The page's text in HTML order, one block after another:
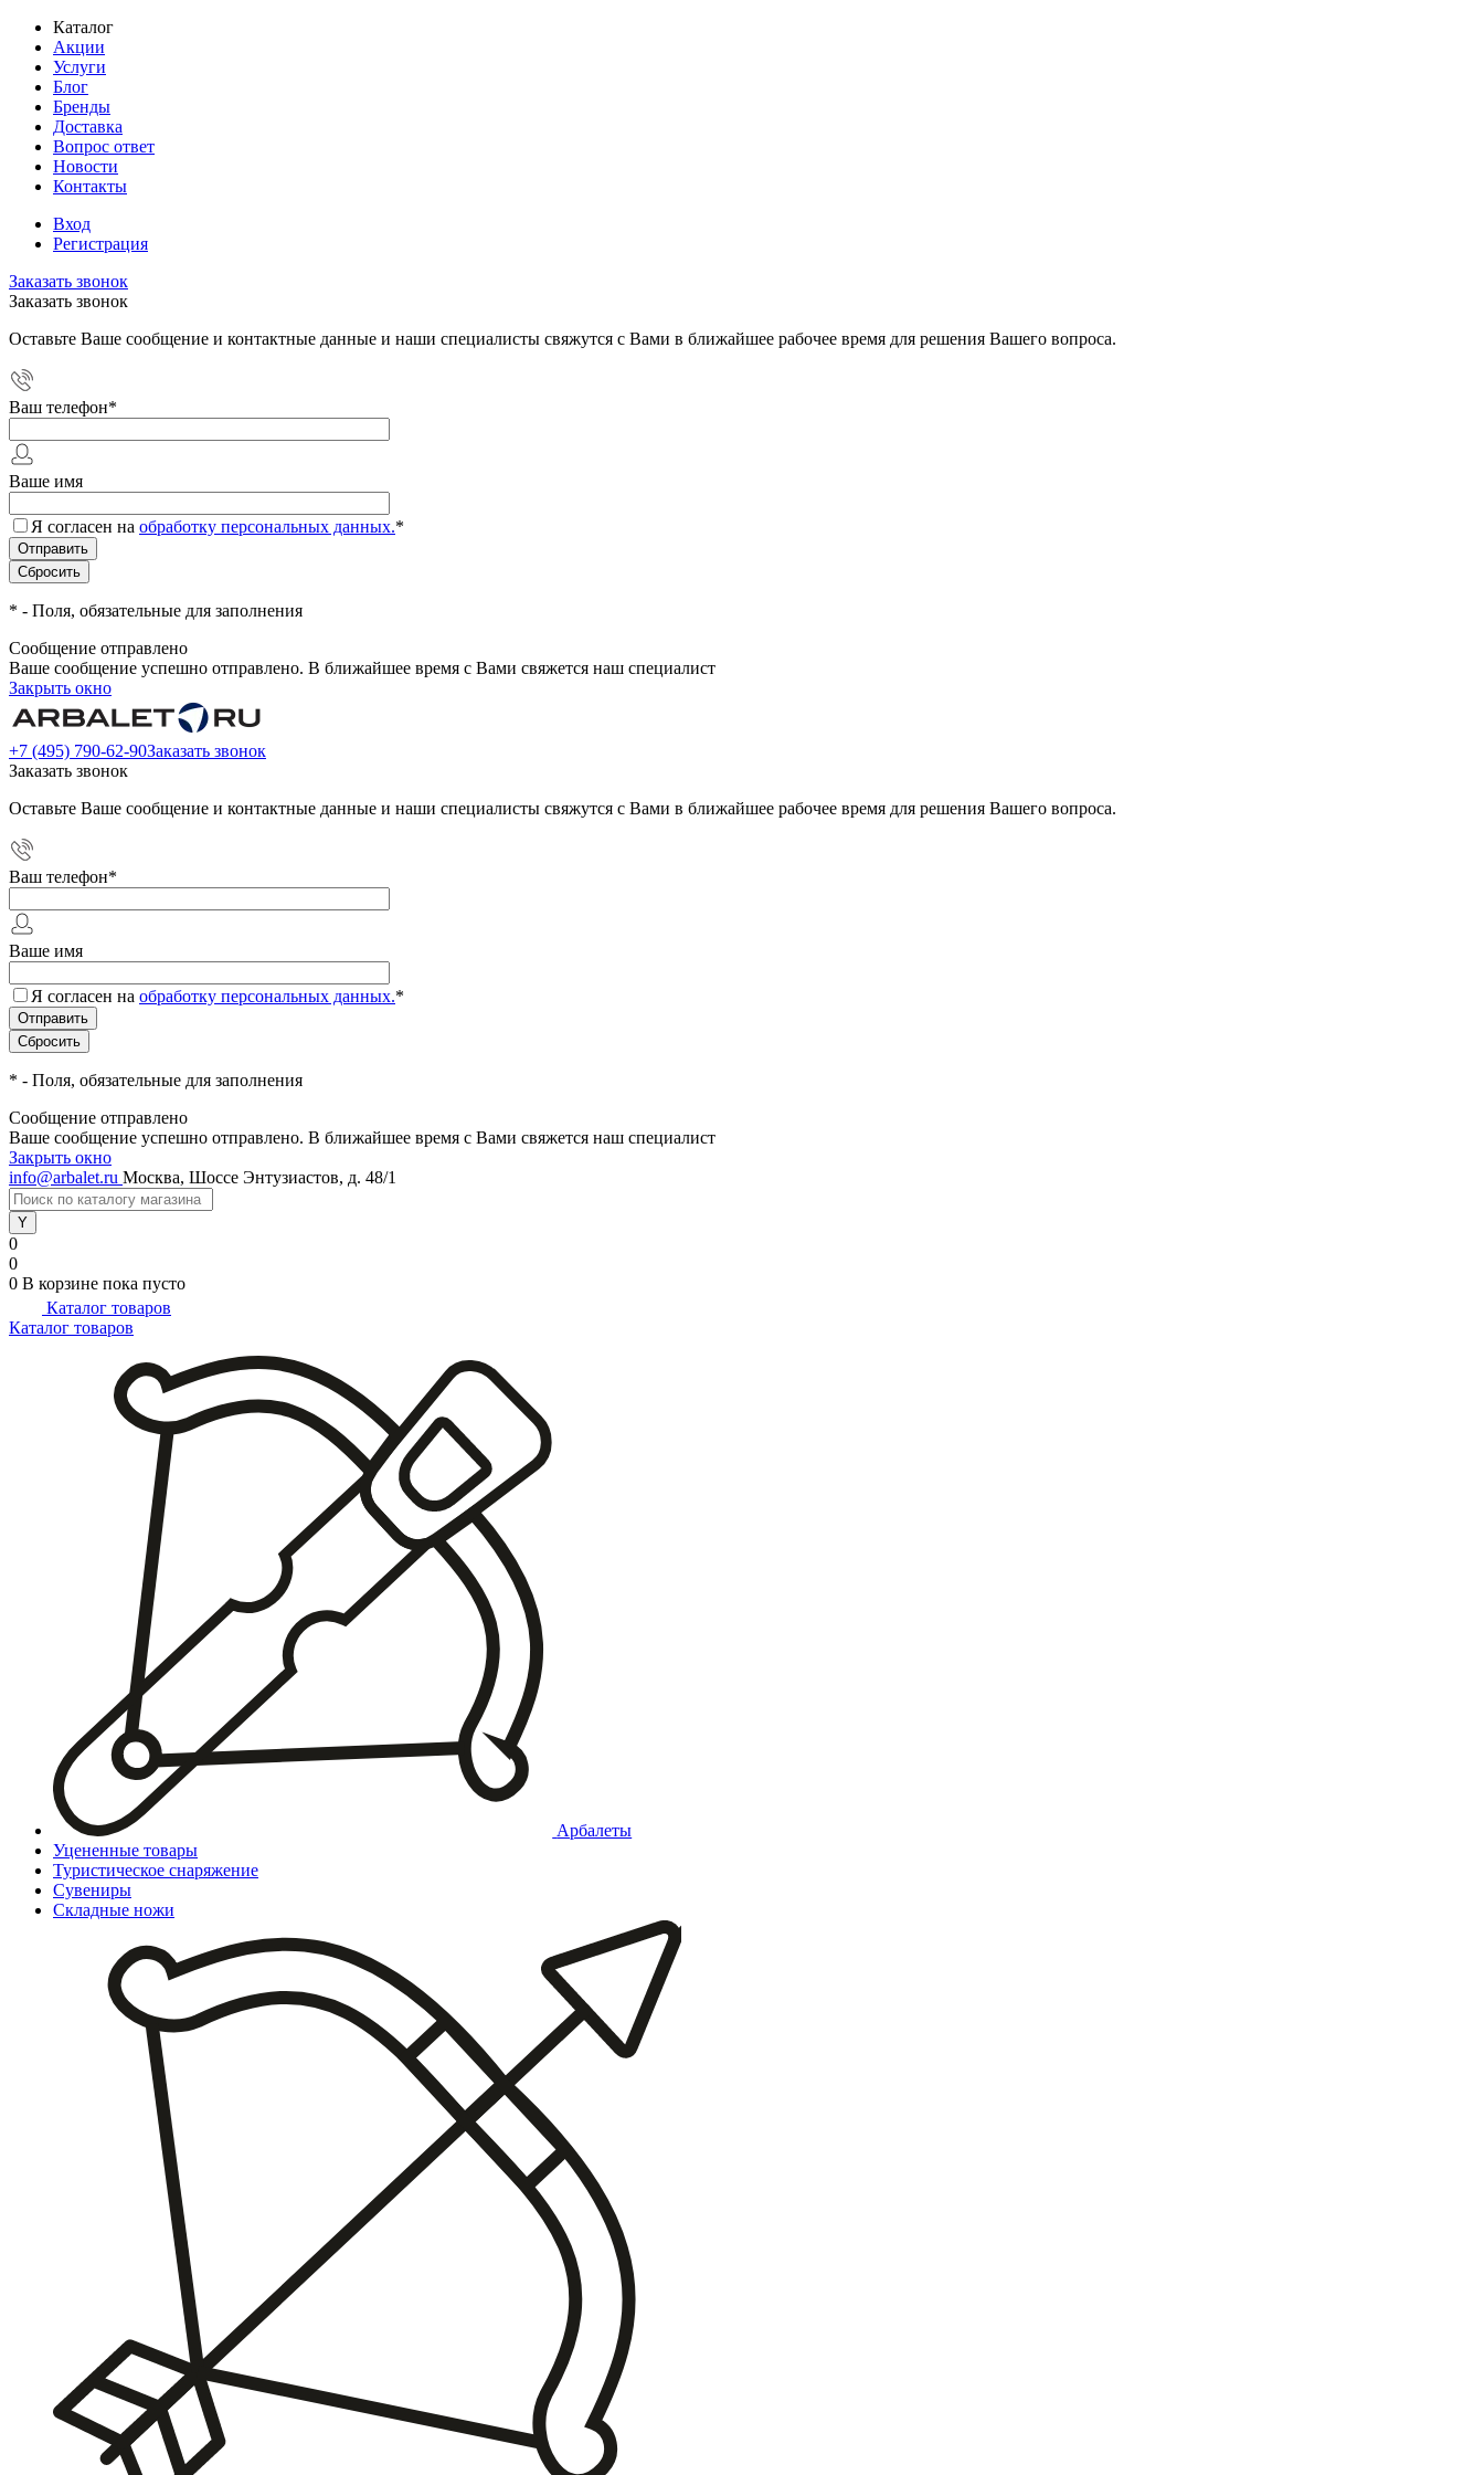
Каталог
Акции
Услуги
Блог
Бренды
Доставка
Вопрос ответ
Новости
Контакты
Вход
Регистрация
Заказать звонок
Заказать звонок
Оставьте Ваше сообщение и контактные данные и наши специалисты свяжутся с Вами в ближайшее рабочее время для решения Вашего вопроса.
Ваш телефон*
Ваше имя
Я согласен на обработку персональных данных.*
* - Поля, обязательные для заполнения
Сообщение отправлено
Ваше сообщение успешно отправлено. В ближайшее время с Вами свяжется наш специалист
Закрыть окно
+7 (495) 790-62-90Заказать звонок
Заказать звонок
Оставьте Ваше сообщение и контактные данные и наши специалисты свяжутся с Вами в ближайшее рабочее время для решения Вашего вопроса.
Ваш телефон*
Ваше имя
Я согласен на обработку персональных данных.*
* - Поля, обязательные для заполнения
Сообщение отправлено
Ваше сообщение успешно отправлено. В ближайшее время с Вами свяжется наш специалист
Закрыть окно
info@arbalet.ru Москва, Шоссе Энтузиастов, д. 48/1
0
0
0 В корзине пока пусто
Каталог товаров
Каталог товаров
Арбалеты
Уцененные товары
Туристическое снаряжение
Сувениры
Складные ножи